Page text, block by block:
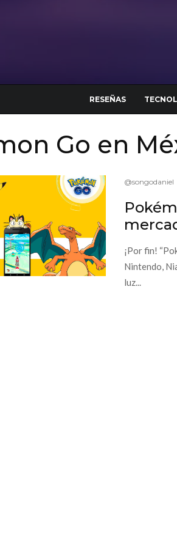
RESEÑAS
Go en
@songodaniel
¡Por fin!
Nintendo,
luz...